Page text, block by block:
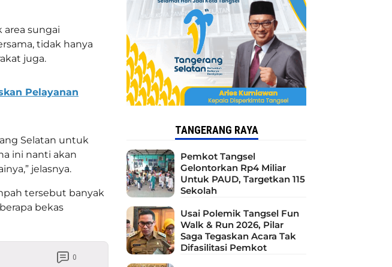
sungai
tidak hanya
juga.
Pelayanan
Selatan untuk
ini nanti akan
jelasnya.
tersebut banyak
bekas
0
TANGERANG RAYA
Pemkot Tangsel
Gelontorkan Rp4 Miliar
Untuk PAUD, Targetkan 115
Sekolah
Usai Polemik Tangsel Fun
Walk & Run 2026, Pilar
Saga Tegaskan Acara Tak
Difasilitasi Pemkot